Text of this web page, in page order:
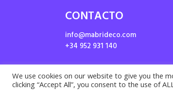
CONTACTO
info@mabrideco.com
+34 952 931 140
We use cookies on our website to give you the
clicking “Accept All”, you consent to the use of